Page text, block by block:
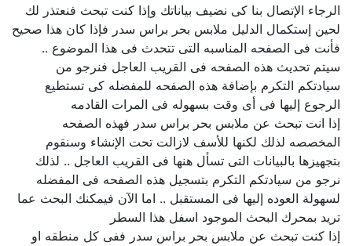
الرجاء الإتصال بنا كى نضيف بياناتك وإذا كنت تبحث فنعتذر لك
لحين إستكمال الدليل ملابس بحر براس سدر فإذا كان هذا صحيح
فأنت فى الصفحه المناسبه التى تتحدث فى هذا الموضوع ..
سيتم تحديث هذه الصفحه فى القريب العاجل فنرجو من
سيادتكم التكرم بإضافة هذه الصفحه للمفضله كى تستطيع
الرجوع إليها فى أى وقت بسهوله فى المرات القادمه
إذا انت تبحث عن ملابس بحر براس سدر فهذه الصفحه
المخصصه لذلك لكنها للأسف لازالت تحت الإنشاء وسنقوم
بتجهيزها بالبيانات التى تسأل هنها فى القريب العاجل .. لذلك
نرجو من سيادتكم التكرم بتسجيل هذه الصفحه فى المفضله
لسهولة العوده إليها فى المستقبل .. اما الآن فيمكنك البحث عما
تريد بمحرك البحث الموجود اسفل هذا السطر
إذا كنت تبحث عن ملابس بحر براس سدر ففى كل منطقه او